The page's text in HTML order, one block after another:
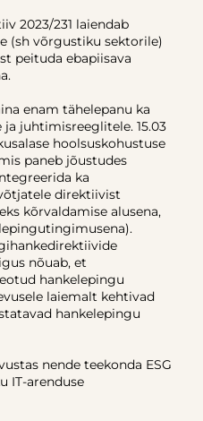
2023/231 laiendab
(sh võrgustiku sektorile)
peituda ebapiisava
enam tähelepanu ka
juhtimisreeglitele. 15.03
hoolsuskohustuse
paneb jõustudes
ka
direktiivist
kõrvaldamise alusena,
nõuab, et
hankelepingu
laiemalt kehtivad
hankelepingu
nende teekonda ESG
IT-arenduse